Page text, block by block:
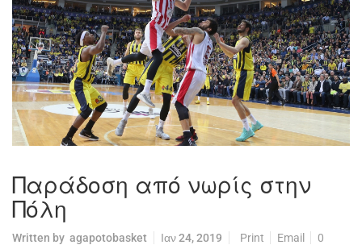
Παράδοση από νωρίς στην
Πόλη
Written by agapotobasket Ιαν 24, 2019 Print Email
0